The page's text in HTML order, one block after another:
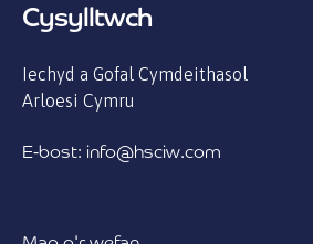
Cysylltwch
Iechyd a Gofal Cymdeithasol
Arloesi Cymru
E-bost: info@hsciw.com